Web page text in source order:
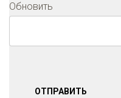
Обновить
ОТПРАВИТЬ